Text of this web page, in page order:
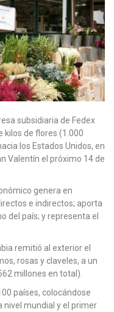
subsidiaria de Fedex
de flores (1.000
los Estados Unidos, en
Valentín el próximo 14 de
genera en
e indirectos; aporta
del país; y representa el
remitió al exterior el
rosas y claveles, a un
millones en total).
países, colocándose
nivel mundial y el primer